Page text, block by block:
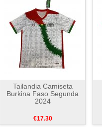
Tailandia Camiseta
Burkina Faso Segunda
2024
€17.30